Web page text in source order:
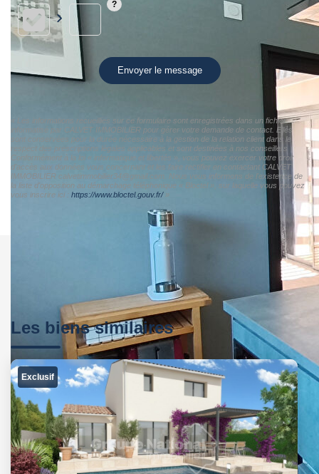
Envoyer le message
« Les informations recueillies sur ce formulaire sont enregistrées dans un fichier
informatisé par CALVET IMMOBILIER pour gérer votre demande de contact. Elles
sont conservées pour la durée nécessaire à la gestion de la relation client dans le
respect des prescriptions légales applicables et sont destinées à nos conseillers
Conformément à la loi « informatique et libertés », vous pouvez exercer votre droit
d'accès aux données vous concernant et les faire rectifier en contactant CALVET
IMMOBILIER calvetimmobilier34@gmail.com. Nous vous informons de l'existence de
la liste d'opposition au démarchage téléphonique « Bloctel », sur laquelle vous pouvez
vous inscrire ici : https://www.bloctel.gouv.fr/»
Les biens similaires
Exclusif